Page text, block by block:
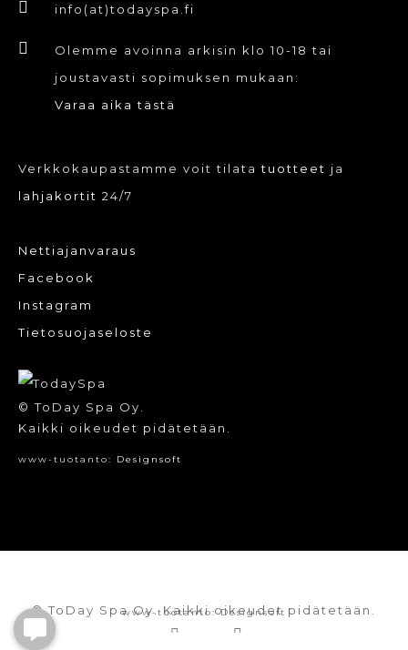
info(at)todayspa.fi
Olemme avoinna arkisin klo 10-18 tai
joustavasti sopimuksen mukaan:
Varaa aika tästä
Verkkokaupastamme voit tilatatuotteet ja
lahjakortit 24/7
Nettiajanvaraus
Facebook
Instagram
Tietosuojaseloste
© ToDay Spa Oy.
Kaikki oikeudet pidätetään.
www-tuotanto: Designsoft
© ToDay Spa Oy. Kaikki oikeudet pidätetään.
www-tuotanto:Designsoft